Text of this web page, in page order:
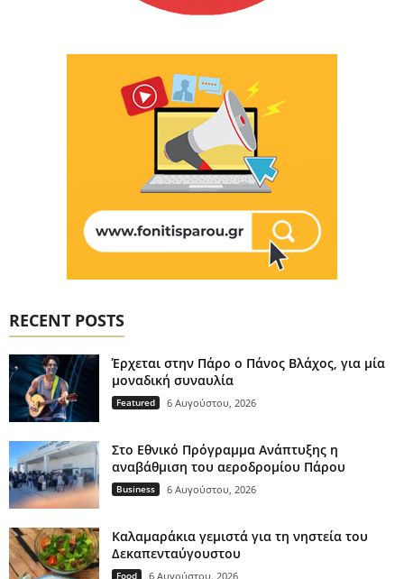
RECENT POSTS
Έρχεται στην Πάρο ο Πάνος Βλάχος, για μία
μοναδική συναυλία
Featured 6 Αυγούστου, 2026
Στο Εθνικό Πρόγραμμα Ανάπτυξης η
αναβάθμιση του αεροδρομίου Πάρου
Business 6 Αυγούστου, 2026
Καλαμαράκια γεμιστά για τη νηστεία του
Δεκαπενταύγουστου
Food 6 Αυγούστου, 2026